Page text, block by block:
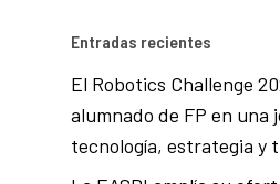
Entradas recientes
El Robotics Challenge
alumnado de FP en una
tecnología, estrategia y